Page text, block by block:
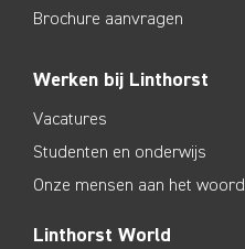
Brochure aanvragen
Werken bij Linthorst
Vacatures
Studenten en onderwijs
Onze mensen aan het woord
Linthorst World